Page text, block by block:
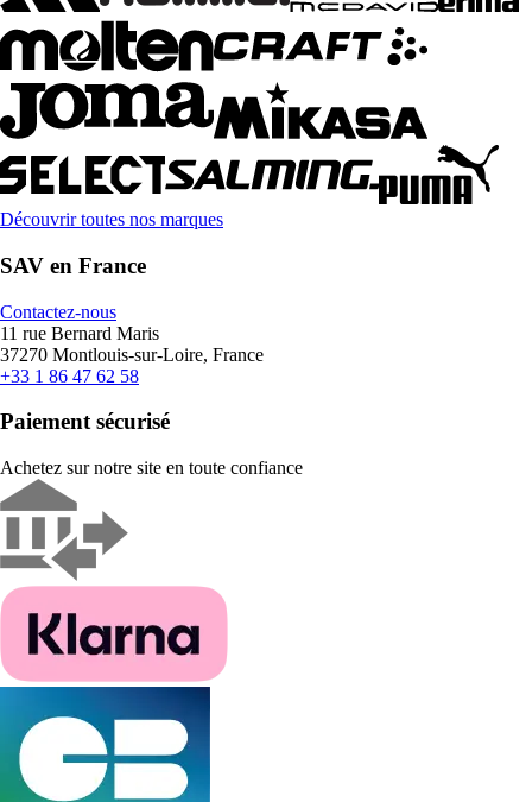
Découvrir toutes nos marques
SAV en France
Contactez-nous
11 rue Bernard Maris
37270 Montlouis-sur-Loire, France
+33 1 86 47 62 58
Paiement sécurisé
Achetez sur notre site en toute confiance